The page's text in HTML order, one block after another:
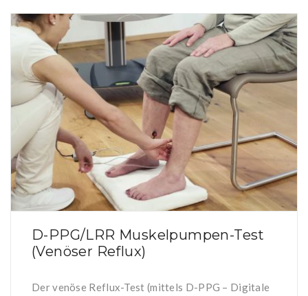
Rückfluss des Blutes aus der Peripherie auch in
aufrechter Körperhaltung gewährleistet werden
kann. Wenn […]
D-PPG/LRR Muskelpumpen-Test
(Venöser Reflux)
Der venöse Reflux-Test (mittels D-PPG – Digitale